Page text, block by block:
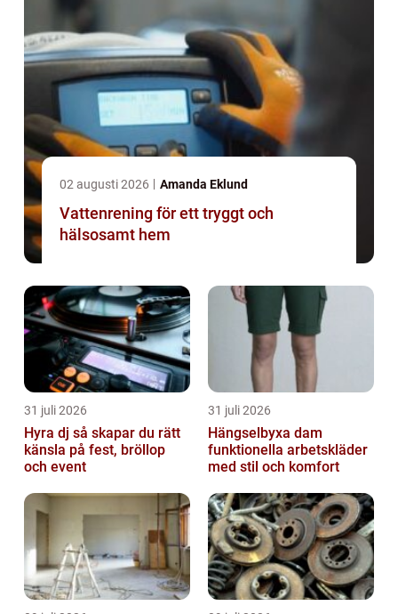
02 augusti 2026 Amanda Eklund
Vattenrening för ett tryggt och
hälsosamt hem
31 juli 2026
Hyra dj så skapar du rätt
känsla på fest, bröllop
och event
31 juli 2026
Hängselbyxa dam
funktionella arbetskläder
med stil och komfort